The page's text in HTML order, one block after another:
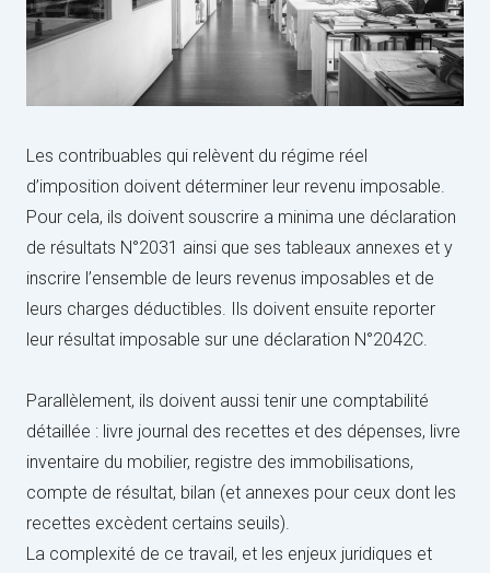
Les contribuables qui relèvent du régime réel
d’imposition doivent déterminer leur revenu imposable.
Pour cela, ils doivent souscrire a minima une déclaration
de résultats N°2031 ainsi que ses tableaux annexes et y
inscrire l’ensemble de leurs revenus imposables et de
leurs charges déductibles. Ils doivent ensuite reporter
leur résultat imposable sur une déclaration N°2042C.
Parallèlement, ils doivent aussi tenir une comptabilité
détaillée : livre journal des recettes et des dépenses, livre
inventaire du mobilier, registre des immobilisations,
compte de résultat, bilan (et annexes pour ceux dont les
recettes excèdent certains seuils).
La complexité de ce travail, et les enjeux juridiques et